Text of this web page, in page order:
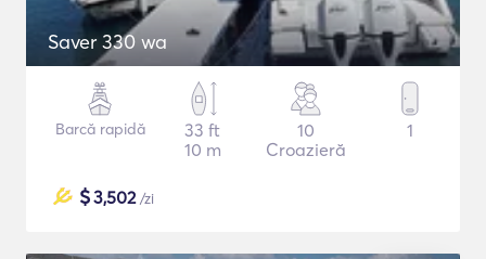
Saver 330 wa
Barcă rapidă
33 ft
10 m
10
Croazieră
1
$3,502/zi